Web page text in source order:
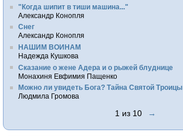
"Когда шипит в тиши машина..."
Александр Конопля
Снег
Александр Конопля
НАШИМ ВОИНАМ
Надежда Кушкова
Сказание о жене Адера и о рыжей блуднице
Монахиня Евфимия Пащенко
Можно ли увидеть Бога? Тайна Святой Троицы
Людмила Громова
1 из 10 →